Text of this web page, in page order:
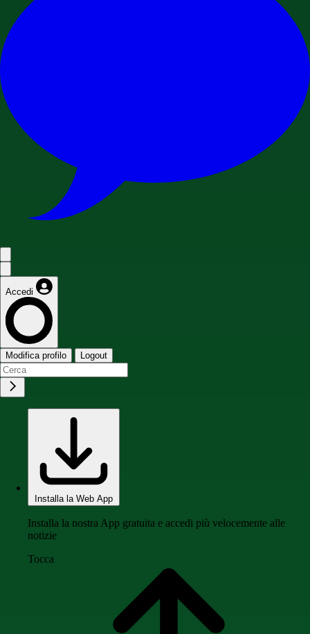
Accedi
Modifica profilo Logout
Installa la Web App
Installa la nostra App gratuita e accedi più velocemente alle
notizie
Tocca